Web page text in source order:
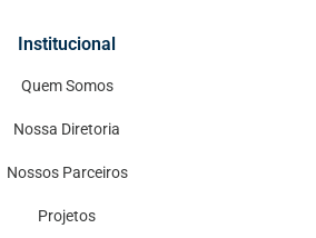
Institucional
Quem Somos
Nossa Diretoria
Nossos Parceiros
Projetos